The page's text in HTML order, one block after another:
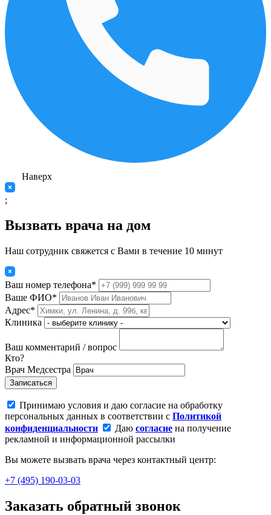
Наверх
;
Вызвать врача на дом
Наш сотрудник свяжется с Вами в течение 10 минут
Ваш номер телефона*
Ваше ФИО*
Адрес*
Клиника
Ваш комментарий / вопрос
Кто?
Врач Медсестра
Записаться
Принимаю условия и даю согласие на обработку
персональных данных в соответствии с Политикой
конфиденциальности
Даю согласие на получение
рекламной и информационной рассылки
Вы можете вызвать врача через контактный центр:
+7 (495) 190-03-03
Заказать обратный звонок